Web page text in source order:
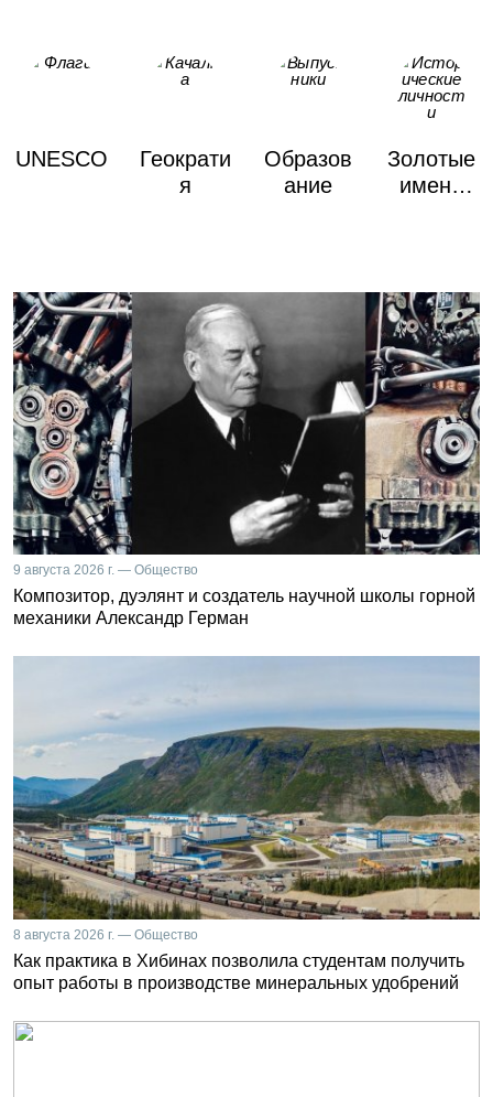
UNESCO
Геократи
я
Образов
ание
Золотые
имена
9 августа 2026 г. — Общество
Композитор, дуэлянт и создатель научной школы горной
механики Александр Герман
8 августа 2026 г. — Общество
Как практика в Хибинах позволила студентам получить
опыт работы в производстве минеральных удобрений